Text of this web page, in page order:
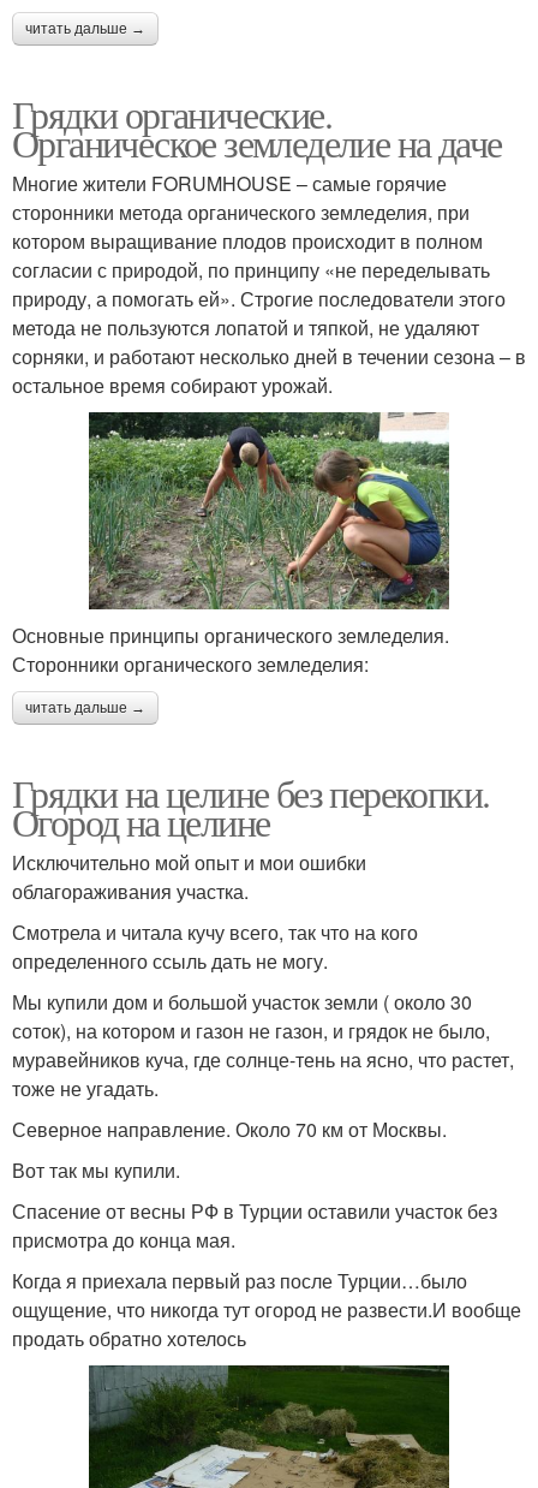
читать дальше →
Грядки органические.
Органическое земледелие на даче
Многие жители FORUMHOUSE – самые горячие
сторонники метода органического земледелия, при
котором выращивание плодов происходит в полном
согласии с природой, по принципу «не переделывать
природу, а помогать ей». Строгие последователи этого
метода не пользуются лопатой и тяпкой, не удаляют
сорняки, и работают несколько дней в течении сезона – в
остальное время собирают урожай.
Основные принципы органического земледелия.
Сторонники органического земледелия:
читать дальше →
Грядки на целине без перекопки.
Огород на целине
Исключительно мой опыт и мои ошибки
облагораживания участка.
Смотрела и читала кучу всего, так что на кого
определенного ссыль дать не могу.
Мы купили дом и большой участок земли ( около 30
соток), на котором и газон не газон, и грядок не было,
муравейников куча, где солнце-тень на ясно, что растет,
тоже не угадать.
Северное направление. Около 70 км от Москвы.
Вот так мы купили.
Спасение от весны РФ в Турции оставили участок без
присмотра до конца мая.
Когда я приехала первый раз после Турции…было
ощущение, что никогда тут огород не развести.И вообще
продать обратно хотелось